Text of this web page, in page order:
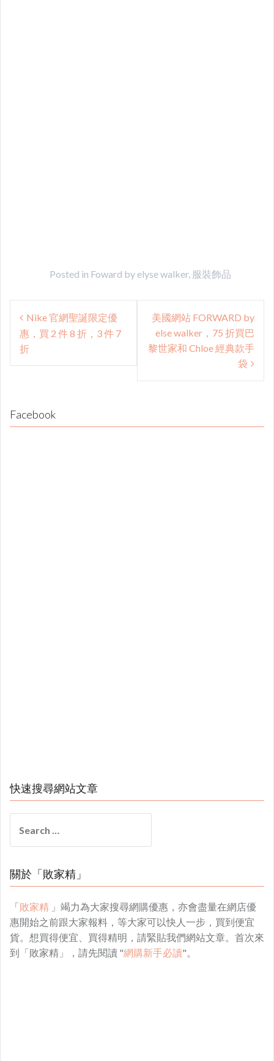
Posted in Foward by elyse walker, 服裝飾品
Post
navigation
Nike 官網聖誕限定優
惠，買 2 件 8 折，3 件 7
折
美國網站 FORWARD by
else walker，75 折買巴
黎世家和 Chloe 經典款手
袋
Facebook
快速搜尋網站文章
for:
關於「敗家精」
「敗家精 」竭力為大家搜尋網購優惠，亦會盡量在網店優
惠開始之前跟大家報料，等大家可以快人一步，買到便宜
貨。想買得便宜、買得精明，請緊貼我們網站文章。首次來
到「敗家精」，請先閱讀 "網購新手必讀"。